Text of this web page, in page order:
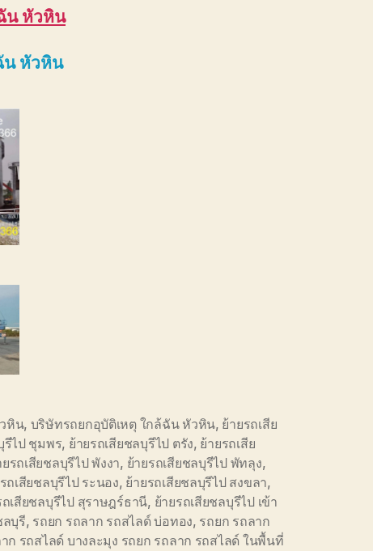
น หัวหิน
น หัวหิน
หิน, บริษัทรถยกอุบัติเหตุ ใกล้ฉัน หัวหิน, ย้ายรถเสีย
รีไป ชุมพร, ย้ายรถเสียชลบุรีไป ตรัง, ย้ายรถเสีย
รถเสียชลบุรีไป พังงา, ย้ายรถเสียชลบุรีไป พัทลุง,
ถเสียชลบุรีไป ระนอง, ย้ายรถเสียชลบุรีไป สงขลา,
ถเสียชลบุรีไป สุราษฎร์ธานี, ย้ายรถเสียชลบุรีไป เข้า
บุรี, รถยก รถลาก รถสไลด์ บ่อทอง, รถยก รถลาก
ก รถสไลด์ บางละมุง รถยก รถลาก รถสไลด์ ในพื้นที่